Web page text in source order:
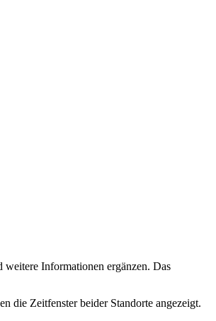
Informationen ergänzen. Das
die Zeitfenster beider Standorte angezeigt.